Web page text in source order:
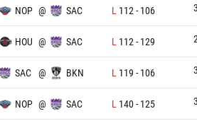
NOP @ SAC L 112 - 106
HOU @ SAC L 112 - 129
SAC @ BKN L 119 - 106
NOP @ SAC L 140- 125